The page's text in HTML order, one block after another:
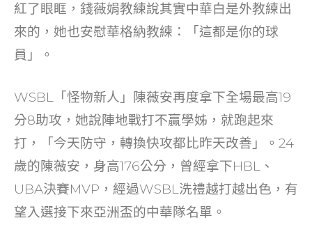
紅了眼眶，錢薇娟教練說其實中華白是外教練出
來的，她也安慰華格納教練：「這都是你的球
員」。
WSBL「怪物新人」陳薇安再度拿下全場最高19
分8助攻，她說陣地戰打不贏學姊，就跑起來
打，「今天防守，轉換快攻都比昨天改善」。24
歲的陳薇安，身高176公分，曾經拿下HBL、
UBA決賽MVP，經過WSBL洗禮越打越出色，有
望入選接下來亞洲盃的中華隊名單。